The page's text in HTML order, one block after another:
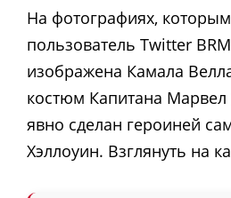
На фотографиях,
пользователь Twitter
изображена Камала
костюм Капитана
явно сделан героиней
Хэллоуин. Взглянуть на